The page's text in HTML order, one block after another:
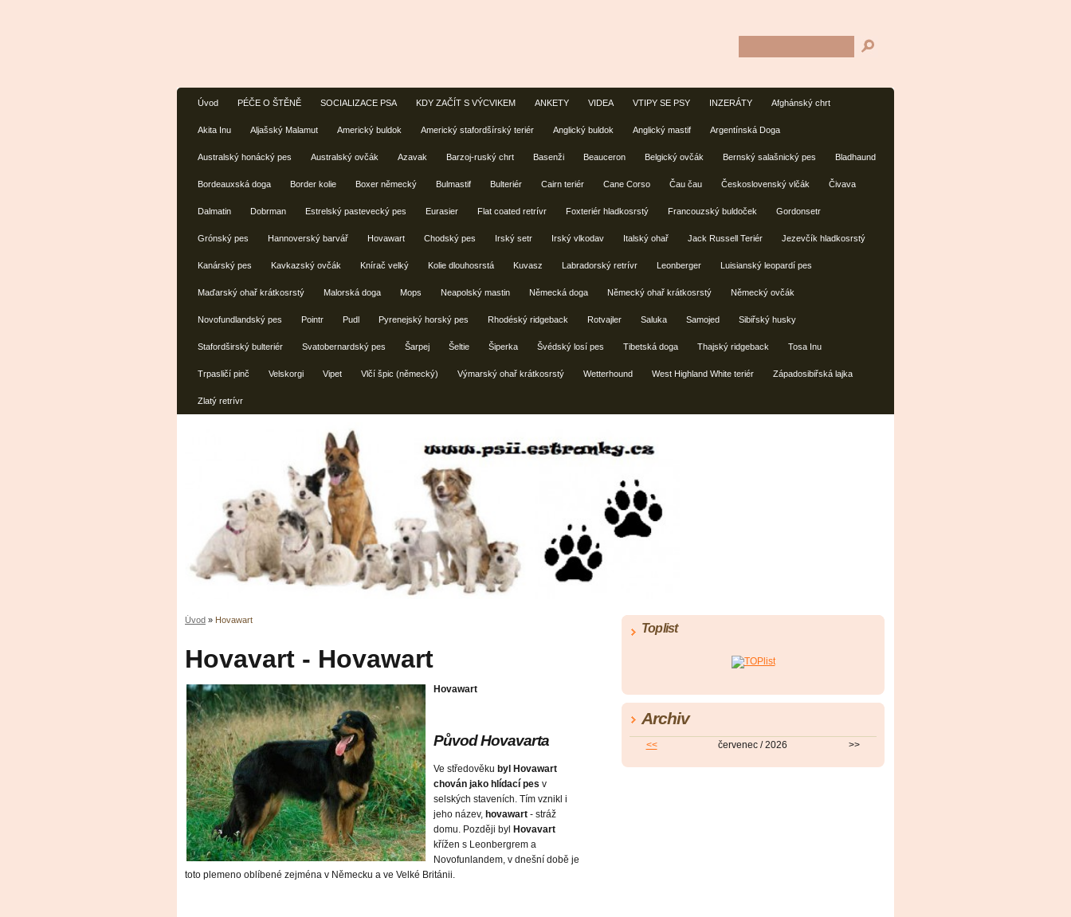
Úvod PÉČE O ŠTĚNĚ SOCIALIZACE PSA KDY ZAČÍT S VÝCVIKEM ANKETY VIDEA VTIPY SE PSY INZERÁTY Afghánský chrt
Akita Inu Aljašský Malamut Americký buldok Americký stafordšírský teriér Anglický buldok Anglický mastif Argentínská Doga
Australský honácký pes Australský ovčák Azavak Barzoj-ruský chrt Basenži Beauceron Belgický ovčák Bernský salašnický pes Bladhaund
Bordeauxská doga Border kolie Boxer německý Bulmastif Bulteriér Cairn teriér Cane Corso Čau čau Československý vlčák Čivava
Dalmatin Dobrman Estrelský pastevecký pes Eurasier Flat coated retrívr Foxteriér hladkosrstý Francouzský buldoček Gordonsetr
Grónský pes Hannoverský barvář Hovawart Chodský pes Irský setr Irský vlkodav Italský ohař Jack Russell Teriér Jezevčík hladkosrstý
Kanárský pes Kavkazský ovčák Knírač velký Kolie dlouhosrstá Kuvasz Labradorský retrívr Leonberger Luisianský leopardí pes
Maďarský ohař krátkosrstý Malorská doga Mops Neapolský mastin Německá doga Německý ohař krátkosrstý Německý ovčák
Novofundlandský pes Pointr Pudl Pyrenejský horský pes Rhodéský ridgeback Rotvajler Saluka Samojed Sibiřský husky
Stafordširský bulteriér Svatobernardský pes Šarpej Šeltie Šiperka Švédský losí pes Tibetská doga Thajský ridgeback Tosa Inu
Trpasličí pinč Velskorgi Vipet Vlčí špic (německý) Výmarský ohař krátkosrstý Wetterhound West Highland White teriér Západosibiřská lajka
Zlatý retrívr
Úvod » Hovawart
Hovavart - Hovawart
Hovawart
Původ Hovavarta
Ve středověku byl Hovawart
chován jako hlídací pes v
selských staveních. Tím vznikl i
jeho název, hovawart - stráž
domu. Později byl Hovavart
křížen s Leonbergrem a
Novofunlandem, v dnešní době je
toto plemeno oblíbené zejména v Německu a ve Velké Británii.
Toplist
Archiv
<< červenec / 2026 >>